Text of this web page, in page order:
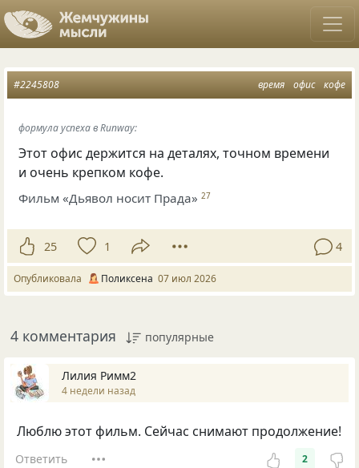
время офис кофе
#2245808
формула успеха в Runway:
Этот офис держится на деталях, точном времени
и очень крепком кофе.
Фильм «Дьявол носит Прада» 27
25 1 4
Опубликовала Поликсена 07 июл 2026
4 комментария популярные
Лилия Римм2
4 недели назад
Люблю этот фильм. Сейчас снимают продолжение!
Ответить 2